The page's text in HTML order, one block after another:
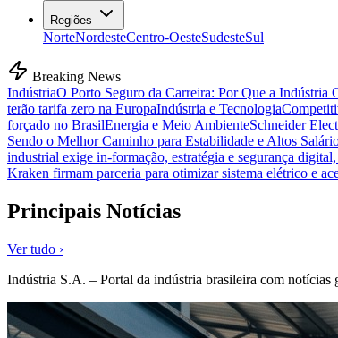
Regiões
NorteNordesteCentro-OesteSudesteSul
Breaking News
IndústriaO Porto Seguro da Carreira: Por Que a
terão tarifa zero na EuropaIndústria e Tecnologia
forçado no BrasilEnergia e Meio AmbienteSchneider
Sendo o Melhor Caminho para Estabilidade e Altos
industrial exige in-formação, estratégia e segurança
Kraken firmam parceria para otimizar sistema elétrico e
Principais Notícias
Ver tudo ›
Indústria S.A. – Portal da indústria brasileira com notícias